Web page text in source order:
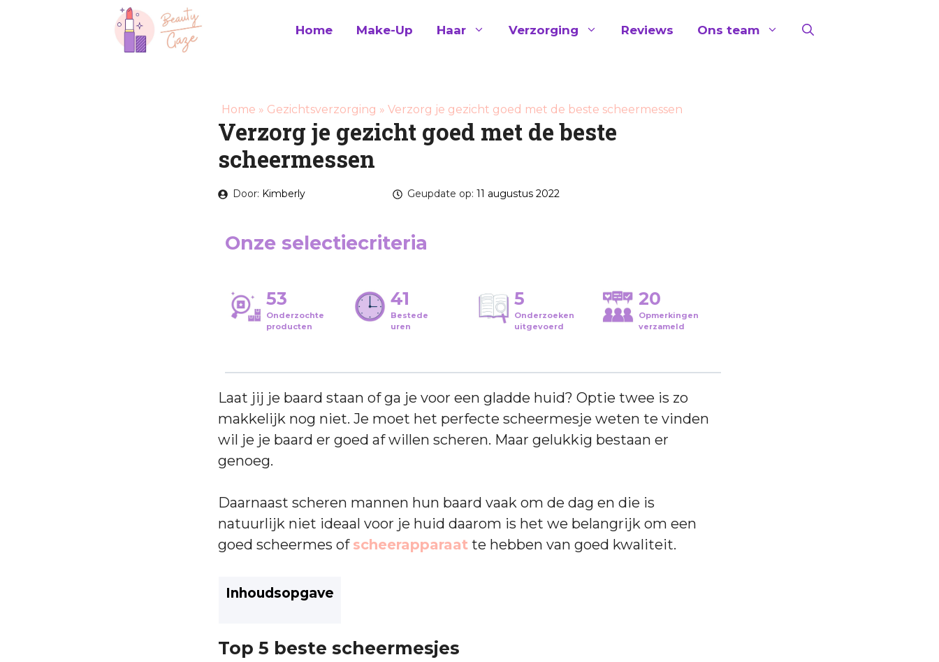
Home Make-Up Haar Verzorging Reviews Ons team
Home » Gezichtsverzorging » Verzorg je gezicht goed met de beste scheermessen
Verzorg je gezicht goed met de beste
scheermessen
Door: Kimberly Geupdate op: 11 augustus 2022
Onze selectiecriteria
53
Onderzochte
producten
41
Bestede
uren
5
Onderzoeken
uitgevoerd
20
Opmerkingen
verzameld
Laat jij je baard staan of ga je voor een gladde huid? Optie twee is zo
makkelijk nog niet. Je moet het perfecte scheermesje weten te vinden
wil je je baard er goed af willen scheren. Maar gelukkig bestaan er
genoeg.
Daarnaast scheren mannen hun baard vaak om de dag en die is
natuurlijk niet ideaal voor je huid daarom is het we belangrijk om een
goed scheermes of scheerapparaat te hebben van goed kwaliteit.
Inhoudsopgave
Top 5 beste scheermesjes